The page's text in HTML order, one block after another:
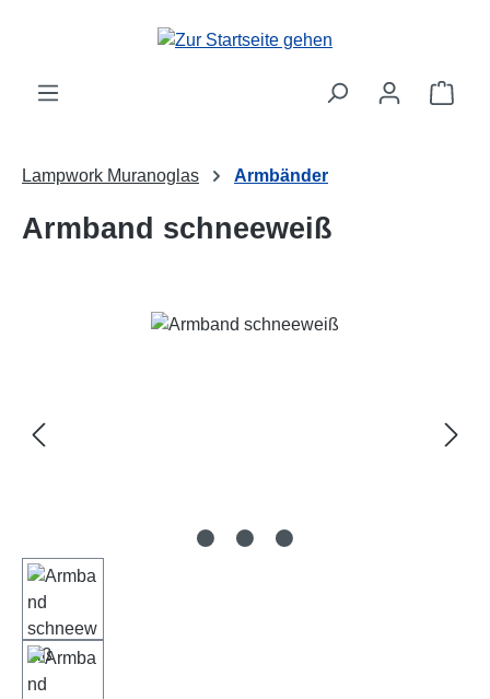
Zum Hauptinhalt springen
Lampwork Muranoglas Armbänder
Armband schneeweiß
Bildergalerie überspringen